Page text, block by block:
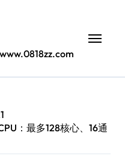
：最多128核心、16通